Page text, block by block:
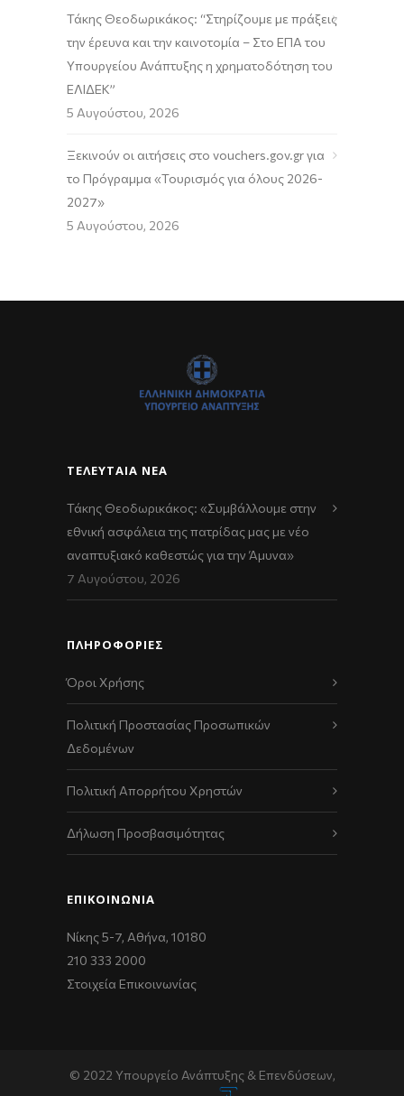
Τάκης Θεοδωρικάκος: “Στηρίζουμε με πράξεις
την έρευνα και την καινοτομία – Στο ΕΠΑ του
Υπουργείου Ανάπτυξης η χρηματοδότηση του
ΕΛΙΔΕΚ”
5 Αυγούστου, 2026
Ξεκινούν οι αιτήσεις στο vouchers.gov.gr για
το Πρόγραμμα «Τουρισμός για όλους 2026-
2027»
5 Αυγούστου, 2026
ΤΕΛΕΥΤΑΊΑ ΝΈΑ
Τάκης Θεοδωρικάκος: «Συμβάλλουμε στην
εθνική ασφάλεια της πατρίδας μας με νέο
αναπτυξιακό καθεστώς για την Άμυνα»
7 Αυγούστου, 2026
ΠΛΗΡΟΦΟΡΙΕΣ
Όροι Χρήσης
Πολιτική Προστασίας Προσωπικών
Δεδομένων
Πολιτική Απορρήτου Χρηστών
Δήλωση Προσβασιμότητας
ΕΠΙΚΟΙΝΩΝΊΑ
Νίκης 5-7, Αθήνα, 10180
210 333 2000
Στοιχεία Επικοινωνίας
© 2022 Υπουργείο Ανάπτυξης & Επενδύσεων,